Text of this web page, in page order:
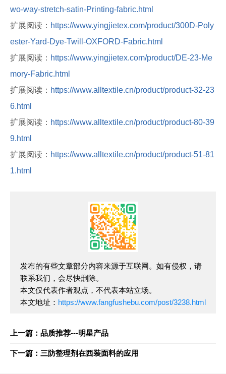
wo-way-stretch-satin-Printing-fabric.html
扩展阅读： https://www.yingjietex.com/product/300D-Poly
ester-Yard-Dye-Twill-OXFORD-Fabric.html
扩展阅读： https://www.yingjietex.com/product/DE-23-Me
mory-Fabric.html
扩展阅读： https://www.alltextile.cn/product/product-32-23
6.html
扩展阅读： https://www.alltextile.cn/product/product-80-39
9.html
扩展阅读： https://www.alltextile.cn/product/product-51-81
1.html
发布的有些文章部分内容来源于互联网。如有侵权，请
联系我们，会尽快删除。
本文仅代表作者观点，不代表本站立场。
本文地址： https://www.fangfushebu.com/post/3238.html
上一篇：品质推荐---明星产品
下一篇：三防整理剂在西装面料的应用